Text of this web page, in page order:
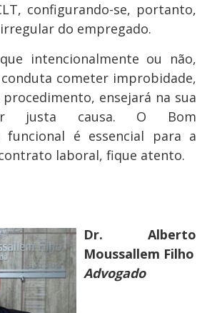
configurando-se, portanto,
do empregado.
intencionalmente ou não,
cometer improbidade,
ensejará na sua
justa causa. O Bom
funcional é essencial para a
laboral, fique atento.
Dr. Alberto
Moussallem Filho
Advogado